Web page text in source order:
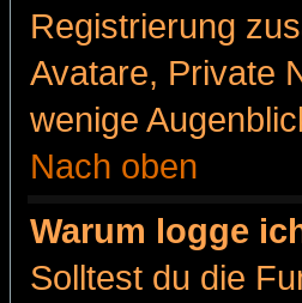
Registrierung
Avatare, Private
wenige
Nach oben
Warum logge
Solltest du die